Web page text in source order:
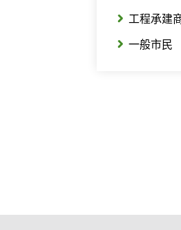
工程承建
一般市民